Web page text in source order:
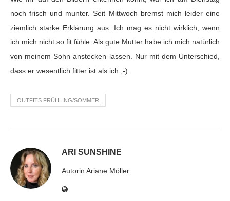
noch frisch und munter. Seit Mittwoch bremst mich leider eine
ziemlich starke Erklärung aus. Ich mag es nicht wirklich, wenn
ich mich nicht so fit fühle. Als gute Mutter habe ich mich natürlich
von meinem Sohn anstecken lassen. Nur mit dem Unterschied,
dass er wesentlich fitter ist als ich ;-).
OUTFITS FRÜHLING/SOMMER
ARI SUNSHINE
Autorin Ariane Möller